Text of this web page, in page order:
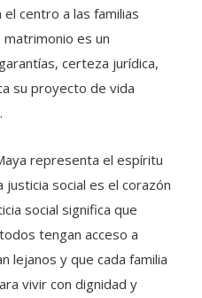
centro a las familias
es un
certeza jurídica,
su proyecto de vida
representa el espíritu
social es el corazón
social significa que
tengan acceso a
lejanos y que cada familia
vivir con dignidad y